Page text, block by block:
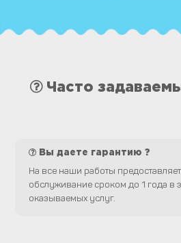
Часто
Вы даете гарантию ?
На все наши работы
обслуживание сроком до 1 года в
оказываемых услуг.